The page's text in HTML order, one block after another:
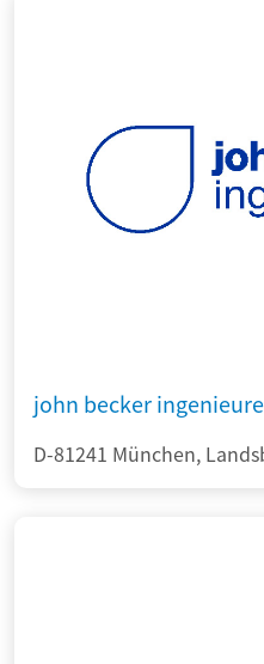
john becker ingenieure
D-81241 München,